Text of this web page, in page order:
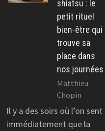
shiatsu : le
petit rituel
bien-être qui
trouve sa
place dans
nos journées
Matthieu
Chopin
Il y a des soirs où l’on sent
immédiatement que la